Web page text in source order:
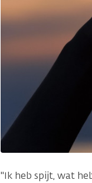
"Ik heb spijt, wat